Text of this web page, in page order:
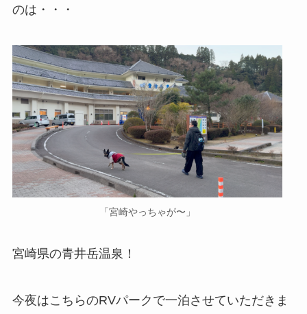
のは・・・
「宮崎やっちゃが〜」
宮崎県の青井岳温泉！
今夜はこちらのRVパークで一泊させていただきま